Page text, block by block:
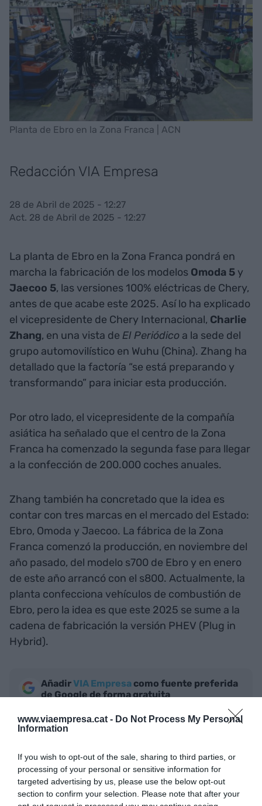
www.viaempresa.cat - Do Not Process My Personal
Information
If you wish to opt-out of the sale, sharing to third parties, or
processing of your personal or sensitive information for
targeted advertising by us, please use the below opt-out
section to confirm your selection. Please note that after your
Planta de Ebro en la Zona Franca | ACN
Redacción VIA Empresa
28 de Abril de 2025 - 12:27
Act. 28 de Abril de 2025 - 12:27
La planta de Ebro en la Zona Franca pondrá en
marcha la fabricación de los modelos Omoda 5 y
Jaecoo 5, las versiones 100% eléctricas de Chery,
antes de que acabe este 2025. Así lo ha explicado
el vicepresidente de Chery Internacional, Charlie
Zhang, en una vista de El Periódico a la sede del
grupo automovilístico en Wuhu (China). Zhang ha
detallado que la factoría “se está preparando y
transformando” para iniciar esta producción.
Por otro lado, el vicepresidente de la compañía
asiática ha señalado que el centro de la Zona
Franca ha comenzado la segunda fase para llegar
a la confección de 200.000 coches anuales.
Zhang también ha concretado que la idea es
contar con tres marcas en el mercado del Estado:
Ebro, Omoda y Jaecoo. La fábrica de la Zona
Franca comenzó la producción, en noviembre del
año pasado, del modelo s700 de Ebro y en enero
de este año arrancó con el s800. Actualmente, la
planta confecciona vehículos de combustión de
Ebro, pero la idea es que este 2025 se sume a la
cadena de fabricación la versión PHEV (Plug in
Hybrid).
AñadirVIA Empresa como fuente preferida
de Google de forma gratuita
ACTIVAR AHORA